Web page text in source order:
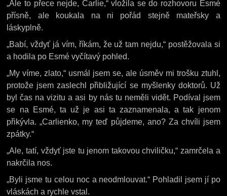
„Ale to přece nejde, Carlie,“ vložila se do rozhovoru Esmé
přísně, ale koukala na ni pořád stejně mateřsky a
láskyplně.
„Babí, vždyť já vím, říkám, že už tam nejdu,“ postěžovala si
a hodila po Esmé vyčítavý pohled.
„My víme, zlato,“ usmál jsem se, ale úsměv mi trošku ztuhl,
protože jsem zaslechl přibližující se myšlenky doktorů. Už
byl čas na vizitu a asi by nás tu neměli vidět. Podíval jsem
se na Esmé, ta už je asi ta zaznamenala, a tak jenom
přikývla. „Carlienko, my teď půjdeme, ano? Za chvíli jsem
zpátky.“
„Ale, tatí, vždyť jste tu jenom takovou chviličku,“ zamrčela a
nakrčila nos.
„Byli jsme tu celou noc a neodmlouvat.“ Pohladil jsem jí po
vláskách a rychle vstal.